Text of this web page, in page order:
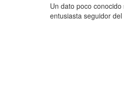
Un dato poco
entusiasta seguidor